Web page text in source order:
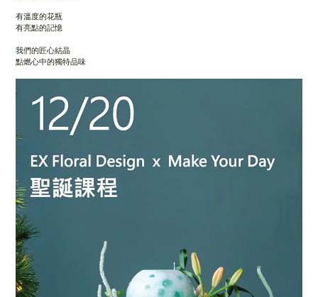
有溫度的花瓶
有亮點的記憶
我們的匠心結晶
點燃心中的獨特品味